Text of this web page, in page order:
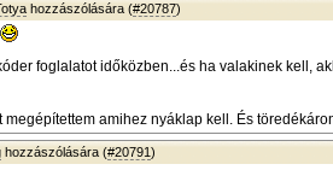
hozzászólására (#20787)
foglalatot időközben...és ha valakinek kell,
amihez nyáklap kell. És
hozzászólására (#20791)